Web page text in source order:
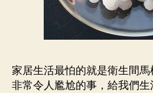
家居生活最怕的就是衛生間
非常令人尷尬的事，給我們生